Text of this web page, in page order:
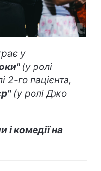
у
(у ролі
2-го пацієнта,
(у ролі Джо
і комедії на